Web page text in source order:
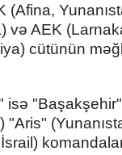
(Afina,
və AEK
cütünün
isə
"Aris"